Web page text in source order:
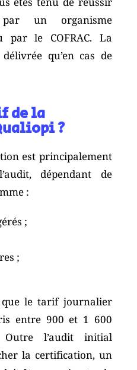
un organisme
par le COFRAC. La
qu’en cas de
de la
?
est principalement
dépendant de
:
;
;
le tarif journalier
entre 900 et 1 600
l’audit initial
la certification, un